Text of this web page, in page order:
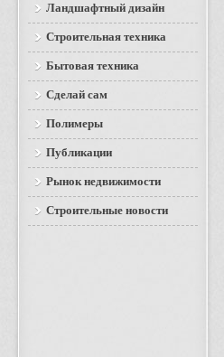
Ландшафтный дизайн
Строительная техника
Бытовая техника
Сделай сам
Полимеры
Публикации
Рынок недвижимости
Строительные новости